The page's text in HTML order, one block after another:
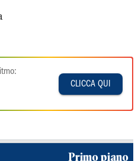
CLICCA QUI
Primo piano